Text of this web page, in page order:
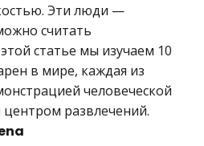
Эти люди —
считать
статье мы изучаем 10
в мире, каждая из
человеческой
центром развлечений.